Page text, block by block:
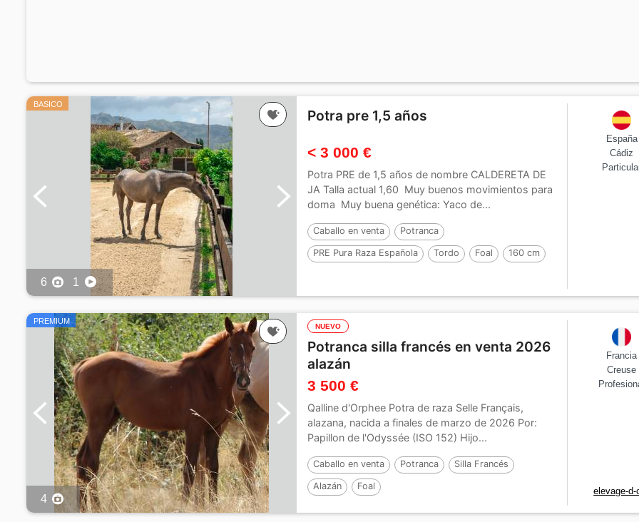
BASICO
6 1
Potra pre 1,5 años
< 3 000 €
Potra PRE de 1,5 años de nombre CALDERETA DE
JA Talla actual 1,60 Muy buenos movimientos para
doma Muy buena genética: Yaco de...
Caballo en venta Potranca
PRE Pura Raza Española Tordo Foal 160 cm
España
Cádiz
PREMIUM
4
NUEVO
Potranca silla francés en venta 2026
alazán
3 500 €
Qalline d'Orphee Potra de raza Selle Français,
alazana, nacida a finales de marzo de 2026 Por:
Papillon de l'Odyssée (ISO 152) Hijo...
Caballo en venta Potranca Silla Francés
Alazán Foal
Francia
Creuse
elevage-d-